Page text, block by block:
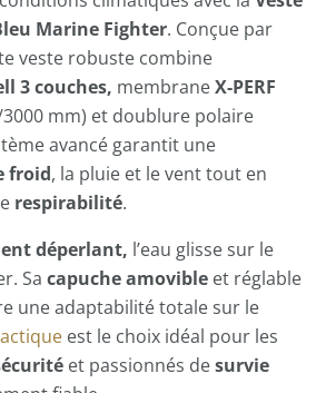
Marine Fighter. Conçue par
veste robuste combine
3 couches, membraneX-PERF
mm) et doublure polaire
avancé garantit une
froid, la pluie et le vent tout en
respirabilité.
déperlant, l’eau glisse sur le
Sa capuche amovible et réglable
une adaptabilité totale sur le
est le choix idéal pour les
et passionnés desurvie